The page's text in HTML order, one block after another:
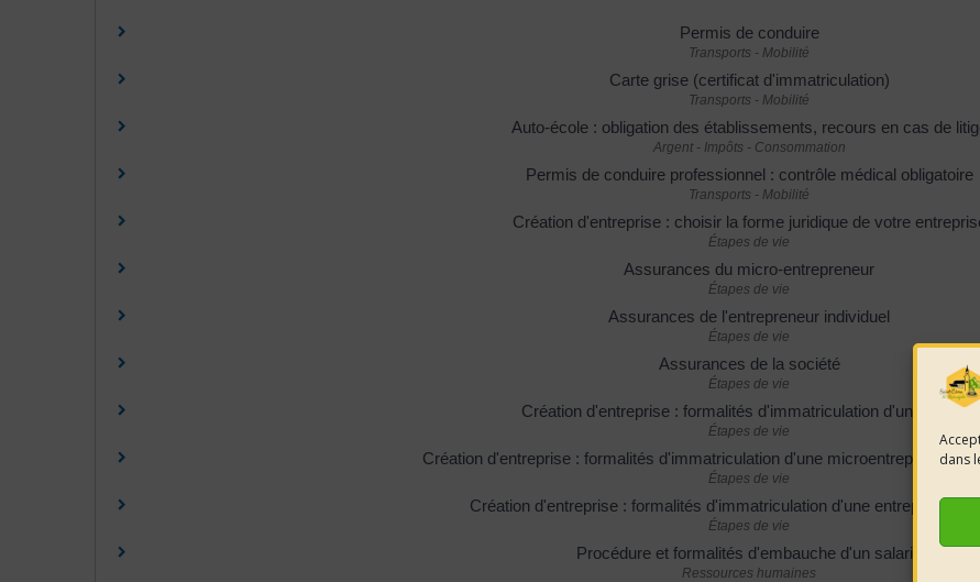
dans
Permis de conduire
Transports - Mobilité
Carte grise (certificat d'immatriculation)
Transports - Mobilité
Auto-école : obligation des établissements, recours en cas de
Argent - Impôts - Consommation
Permis de conduire professionnel : contrôle médical obligatoire
Transports - Mobilité
Création d'entreprise : choisir la forme juridique de votre
Étapes de vie
Assurances du micro-entrepreneur
Étapes de vie
Assurances de l'entrepreneur individuel
Étapes de vie
Assurances de la société
Étapes de vie
Création d'entreprise : formalités d'immatriculation d'une société
Étapes de vie
Création d'entreprise : formalités d'immatriculation d'une microentreprise
Étapes de vie
Création d'entreprise : formalités d'immatriculation d'une entreprise
Étapes de vie
Procédure et formalités d'embauche d'un salarié
Ressources humaines